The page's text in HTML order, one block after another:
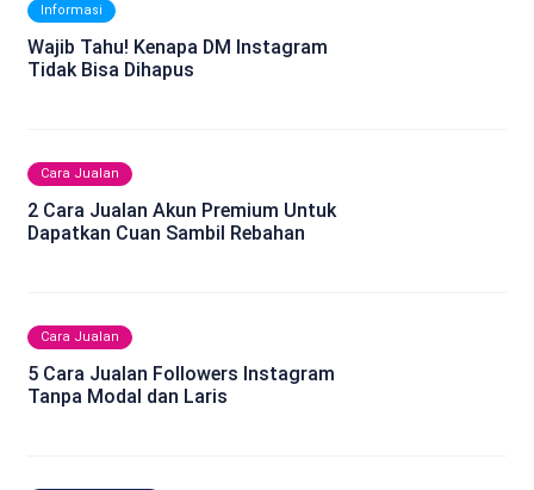
Informasi
Wajib Tahu! Kenapa DM Instagram
Tidak Bisa Dihapus
Cara Jualan
2 Cara Jualan Akun Premium Untuk
Dapatkan Cuan Sambil Rebahan
Cara Jualan
5 Cara Jualan Followers Instagram
Tanpa Modal dan Laris